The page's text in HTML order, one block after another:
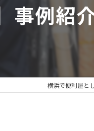
事例紹
横浜で便利屋と